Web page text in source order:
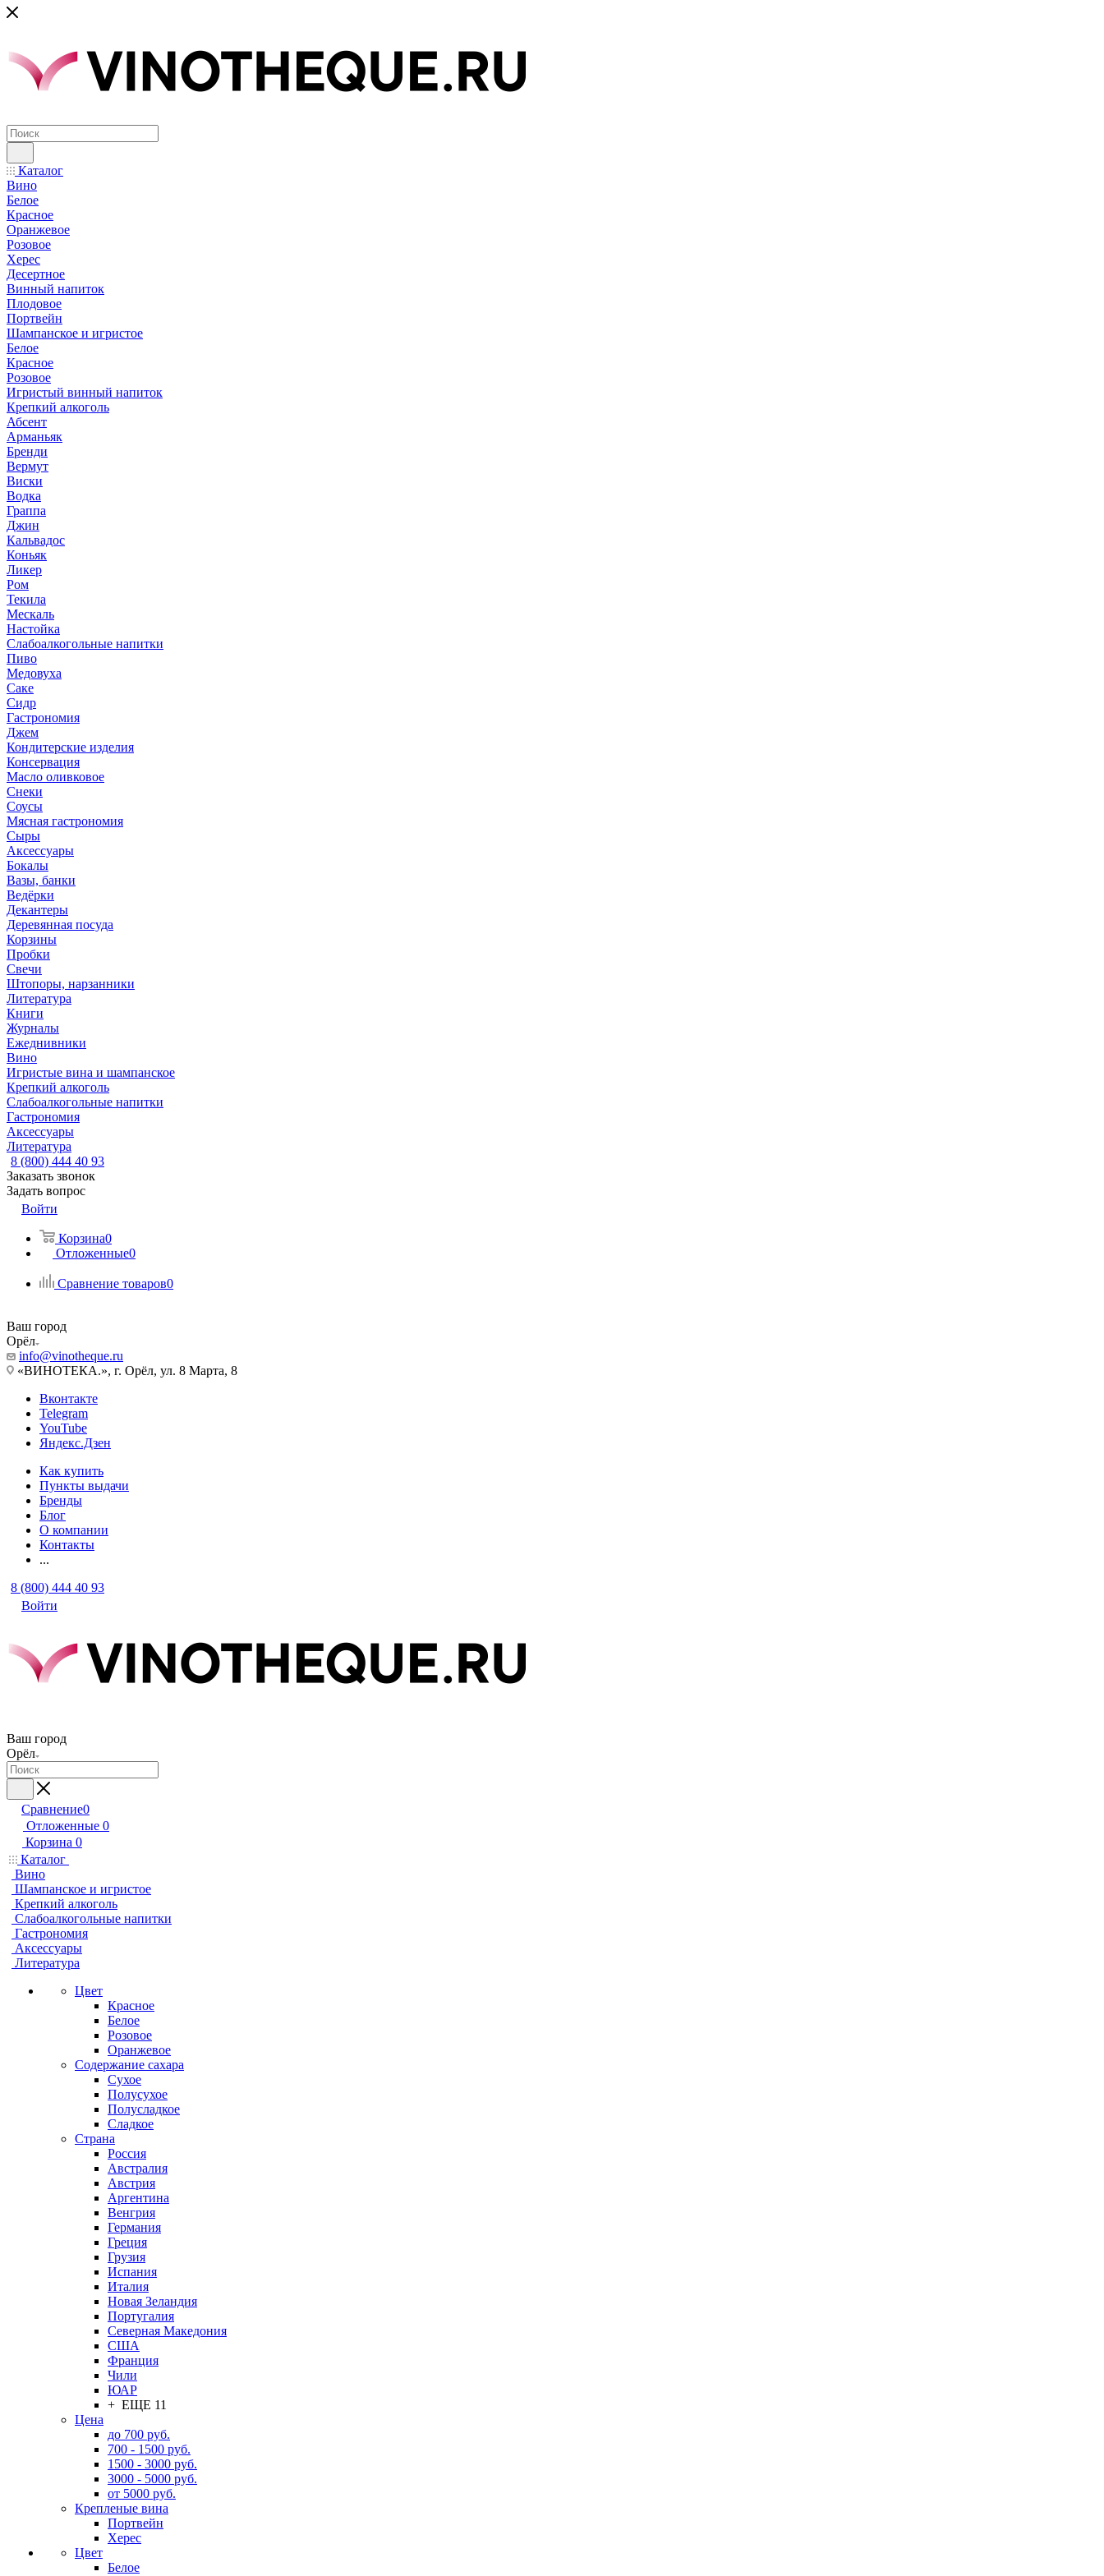
Каталог
Вино
Белое
Красное
Оранжевое
Розовое
Херес
Десертное
Винный напиток
Плодовое
Портвейн
Шампанское и игристое
Белое
Красное
Розовое
Игристый винный напиток
Крепкий алкоголь
Абсент
Арманьяк
Бренди
Вермут
Виски
Водка
Граппа
Джин
Кальвадос
Коньяк
Ликер
Ром
Текила
Мескаль
Настойка
Слабоалкогольные напитки
Пиво
Медовуха
Саке
Сидр
Гастрономия
Джем
Кондитерские изделия
Консервация
Масло оливковое
Снеки
Соусы
Мясная гастрономия
Сыры
Аксессуары
Бокалы
Вазы, банки
Ведёрки
Декантеры
Деревянная посуда
Корзины
Пробки
Свечи
Штопоры, нарзанники
Литература
Книги
Журналы
Ежеднивники
Вино
Игристые вина и шампанское
Крепкий алкоголь
Слабоалкогольные напитки
Гастрономия
Аксессуары
Литература
8 (800) 444 40 93
Заказать звонок
Задать вопрос
Войти
Корзина0
Отложенные0
Сравнение товаров0
Ваш город
Орёл
info@vinotheque.ru
«ВИНОТЕКА.», г. Орёл, ул. 8 Марта, 8
Вконтакте
Telegram
YouTube
Яндекс.Дзен
Как купить
Пункты выдачи
Бренды
Блог
О компании
Контакты
...
8 (800) 444 40 93
Войти
Ваш город
Орёл
Сравнение0
Отложенные 0
Корзина 0
Каталог
Вино
Шампанское и игристое
Крепкий алкоголь
Слабоалкогольные напитки
Гастрономия
Аксессуары
Литература
Цвет
Красное
Белое
Розовое
Оранжевое
Содержание сахара
Сухое
Полусухое
Полусладкое
Сладкое
Страна
Россия
Австралия
Австрия
Аргентина
Венгрия
Германия
Греция
Грузия
Испания
Италия
Новая Зеландия
Португалия
Северная Македония
США
Франция
Чили
ЮАР
+ ЕЩЕ 11
Цена
до 700 руб.
700 - 1500 руб.
1500 - 3000 руб.
3000 - 5000 руб.
от 5000 руб.
Крепленые вина
Портвейн
Херес
Цвет
Белое